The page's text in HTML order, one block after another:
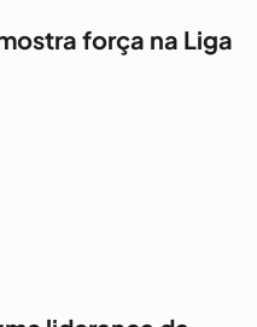
força na Liga